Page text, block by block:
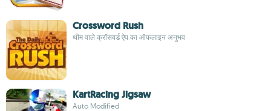
Crossword Rush
थीम वाले क्रॉसवर्ड ऐप का ऑफलाइन अनुभव
KartRacing Jigsaw
Auto Modified